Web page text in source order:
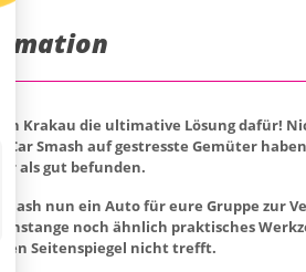
in Krakau die ultimative Lösung
Smash auf gestresste Gemüter
als gut befunden.
nun ein Auto für eure Gruppe
noch ähnlich praktisches
Seitenspiegel nicht trefft.